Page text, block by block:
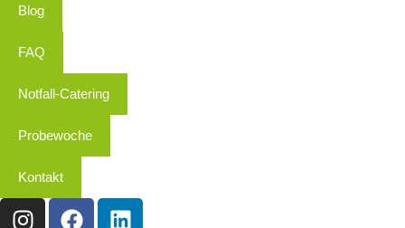
Blog
FAQ
Notfall-Catering
Probewoche
Kontakt